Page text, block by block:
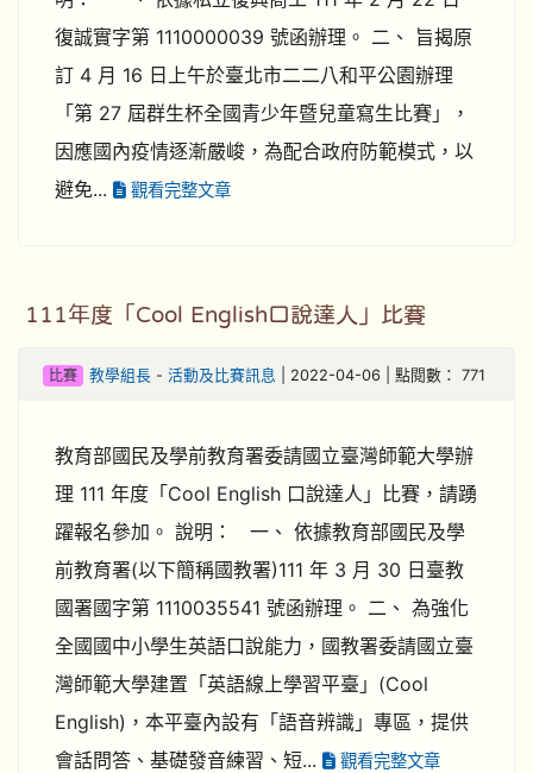
復誠實字第 1110000039 號函辦理。 二、 旨揭原
訂 4 月 16 日上午於臺北市二二八和平公園辦理
「第 27 屆群生杯全國青少年暨兒童寫生比賽」，
因應國內疫情逐漸嚴峻，為配合政府防範模式，以
避免...
觀看完整文章
111年度「Cool English口說達人」比賽
比賽 教學組長- 活動及比賽訊息 | 2022-04-06 | 點閱數： 771
教育部國民及學前教育署委請國立臺灣師範大學辦
理 111 年度「Cool English 口說達人」比賽，請踴
躍報名參加。 說明： 一、 依據教育部國民及學
前教育署(以下簡稱國教署)111 年 3 月 30 日臺教
國署國字第 1110035541 號函辦理。 二、 為強化
全國國中小學生英語口說能力，國教署委請國立臺
灣師範大學建置「英語線上學習平臺」(Cool
English)，本平臺內設有「語音辨識」專區，提供
會話問答、基礎發音練習、短...
觀看完整文章